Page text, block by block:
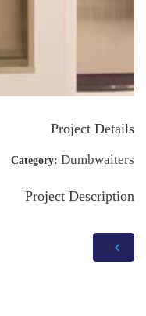
Project Details
Category: Dumbwaiters
Project Description